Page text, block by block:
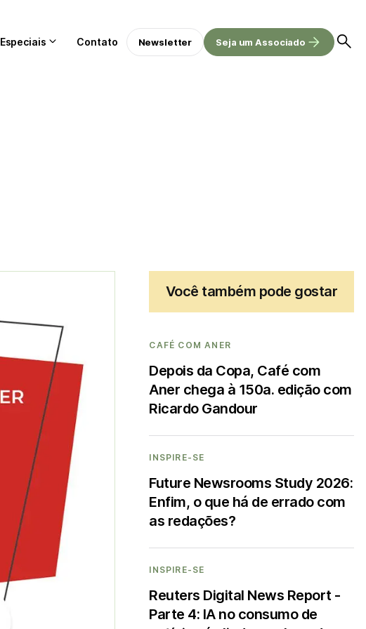
Especiais Contato Newsletter Seja um Associado
Você também pode gostar
CAFÉ COM ANER
Depois da Copa, Café com
Aner chega à 150a. edição com
Ricardo Gandour
INSPIRE-SE
Future Newsrooms Study 2026:
Enfim, o que há de errado com
as redações?
INSPIRE-SE
Reuters Digital News Report -
Parte 4: IA no consumo de